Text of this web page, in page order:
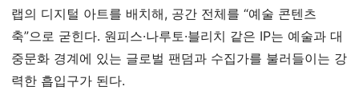
랩의 디지털 아트를 배치해, 공간 전체를 “예술 콘텐츠
축”으로 굳힌다. 원피스·나루토·블리치 같은 IP는 예술과 대
중문화 경계에 있는 글로벌 팬덤과 수집가를 불러들이는 강
력한 흡입구가 된다.